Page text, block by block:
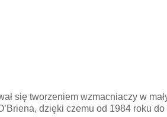
się tworzeniem wzmacniaczy w
dzięki czemu od 1984 roku do